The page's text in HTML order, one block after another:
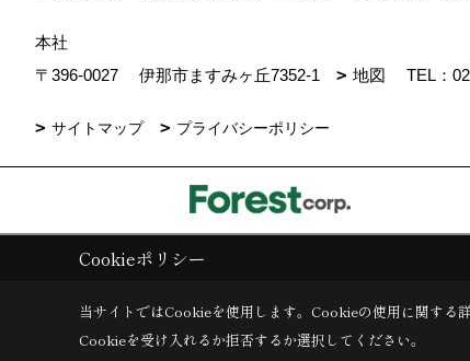
本社
〒396-0027
伊那市ますみヶ丘7352-1 地図 TEL：
サイトマップ プライバシーポリシー
Copyright (c) ForestCorporation. All Rights Reserved.
Cookieポリシー
当サイトではCookieを使用します。 Cookieの使用に関する
Cookieを受け入れるか拒否するか選択してください。